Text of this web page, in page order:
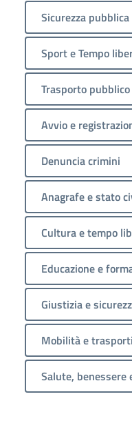
Sicurezza pubblica
Sport e Tempo
Trasporto pubblico
Avvio e
Denuncia crimini
Anagrafe e stato
Cultura e tempo
Educazione e
Giustizia e
Mobilità e trasporti
Salute, benessere